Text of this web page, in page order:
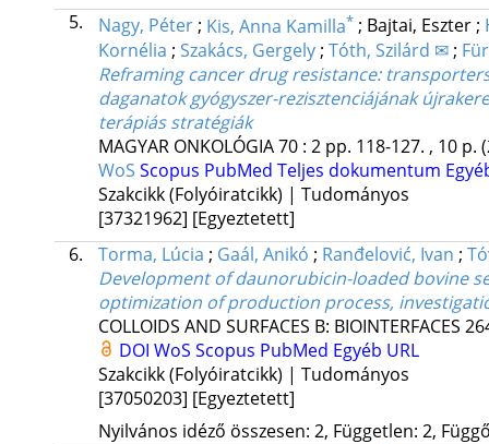
5.
Nagy, Péter; Kis, Anna Kamilla* ; Bajtai, Eszter;
Kornélia ; Szakács, Gergely ; Tóth, Szilárd ✉ ;
Reframing cancer drug resistance:
daganatok gyógyszer-rezisztenciájának
terápiás stratégiák
MAGYAR ONKOLÓGIA70: 2 pp. 118-127. , 10 p.
WoS Scopus PubMed Teljes dokumentum
Szakcikk (Folyóiratcikk) | Tudományos
[37321962] [Egyeztetett]
6.
Torma, Lúcia ; Gaál, Anikó ; Ranđelović, Ivan ;
Development of daunorubicin-loaded bovine
optimization of production process,
COLLOIDS AND SURFACES B: BIOINTERFACES
DOI WoS Scopus PubMed Egyéb URL
Szakcikk (Folyóiratcikk) | Tudományos
[37050203] [Egyeztetett]
Nyilvános idéző összesen: 2, Független: 2,